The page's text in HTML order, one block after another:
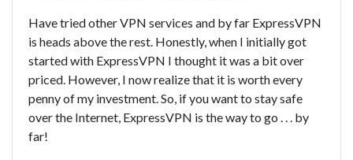
Have tried other VPN services and by far ExpressVPN
is heads above the rest. Honestly, when I initially got
started with ExpressVPN I thought it was a bit over
priced. However, I now realize that it is worth every
penny of my investment. So, if you want to stay safe
over the Internet, ExpressVPN is the way to go . . . by
far!